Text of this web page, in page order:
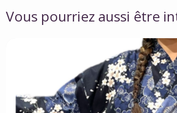
Vous pourriez aussi être